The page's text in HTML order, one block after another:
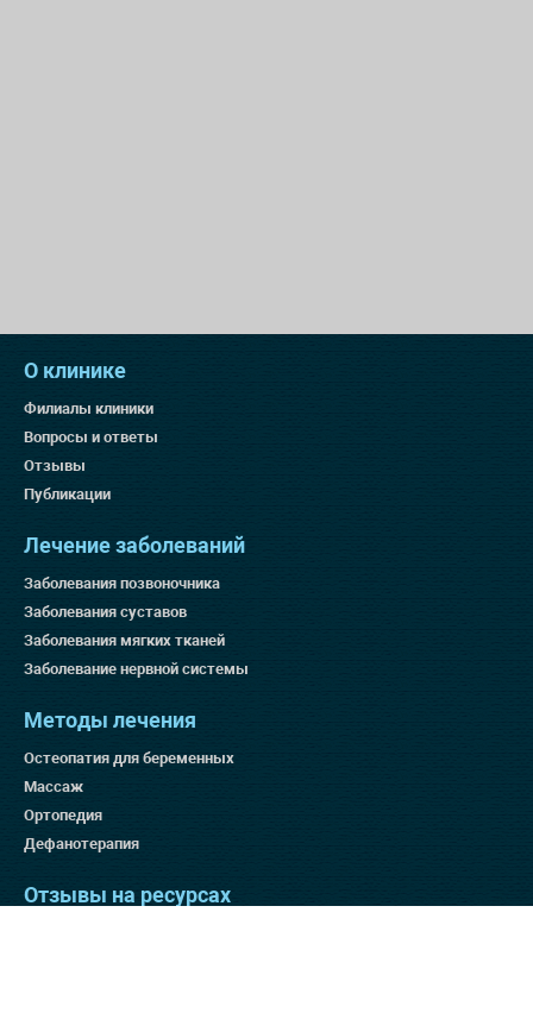
О клинике
Филиалы клиники
Вопросы и ответы
Отзывы
Публикации
Лечение заболеваний
Заболевания позвоночника
Заболевания суставов
Заболевания мягких тканей
Заболевание нервной системы
Методы лечения
Остеопатия для беременных
Массаж
Ортопедия
Дефанотерапия
Отзывы на ресурсах